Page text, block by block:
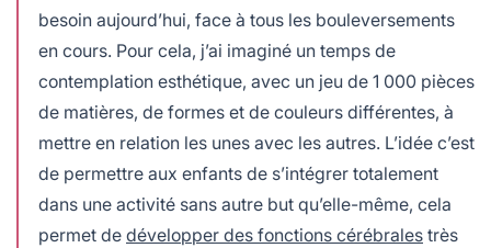
besoin aujourd’hui, face à tous les bouleversements
en cours. Pour cela, j’ai imaginé un temps de
contemplation esthétique, avec un jeu de 1 000 pièces
de matières, de formes et de couleurs différentes, à
mettre en relation les unes avec les autres. L’idée c’est
de permettre aux enfants de s’intégrer totalement
dans une activité sans autre but qu’elle-même, cela
permet de développer des fonctions cérébrales très